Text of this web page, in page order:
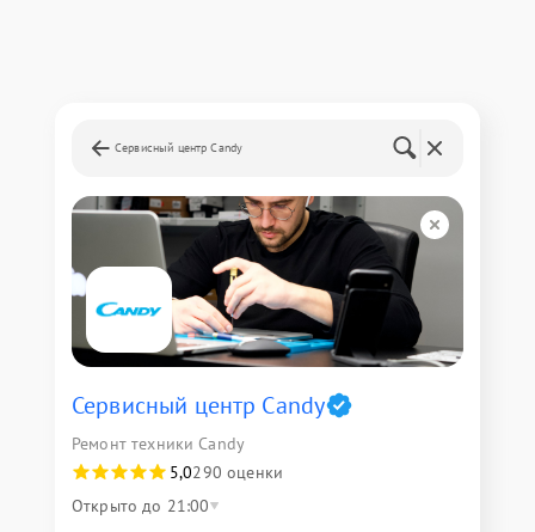
Сервисный центр Candy
Сервисный центр Candy
Ремонт техники Candy
5,0290 оценки
Открыто до 21:00